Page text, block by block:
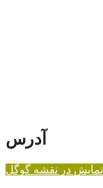
آدرس
نمایش در نقشه گوگل